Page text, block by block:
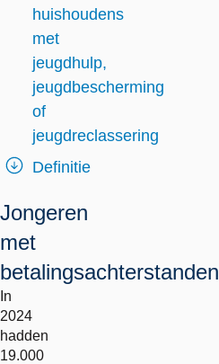
huishoudens
met
jeugdhulp,
jeugdbescherming
of
jeugdreclassering
Definitie
Jongeren
met
betalingsachterstanden
In
2024
hadden
19.000